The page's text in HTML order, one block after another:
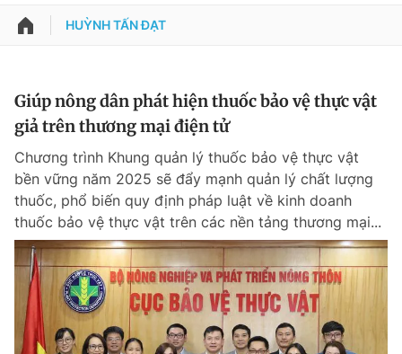
QUẢNG CÁO ĐẶT BÁO
Chuyên mục khác
Chào ngày mới Tin 24h
Tin thị trường Tin 360
Video Magazine
Thông tin tài khoản
Đổi mật khẩu
Tin đã lưu
Tin đã xem
Đăng xuất
HUỲNH TẤN ĐẠT
Giúp nông dân phát hiện thuốc bảo vệ thực vật
giả trên thương mại điện tử
Chương trình Khung quản lý thuốc bảo vệ thực vật
bền vững năm 2025 sẽ đẩy mạnh quản lý chất lượng
thuốc, phổ biến quy định pháp luật về kinh doanh
thuốc bảo vệ thực vật trên các nền tảng thương mại...